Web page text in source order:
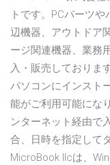
トです。PCパーツ
辺機器、アウトドア
ージ関連機器、業務
入・販売しておりま
パソコンにインスト
能がご利用可能にな
ンターネット経由で
合、日時を指定して
MicroBook IIcは、